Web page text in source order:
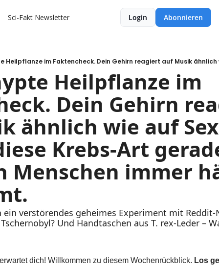
Sci-Fakt Newsletter Login Abonnieren
Heilpflanze im
Dein Gehirn
ähnlich wie auf
Krebs-Art
Menschen immer
ein verstörendes geheimes Experiment mit Reddit-
Und Handtaschen aus T. rex-Leder –
dich! Willkommen zu diesem Wochenrückblick. Los